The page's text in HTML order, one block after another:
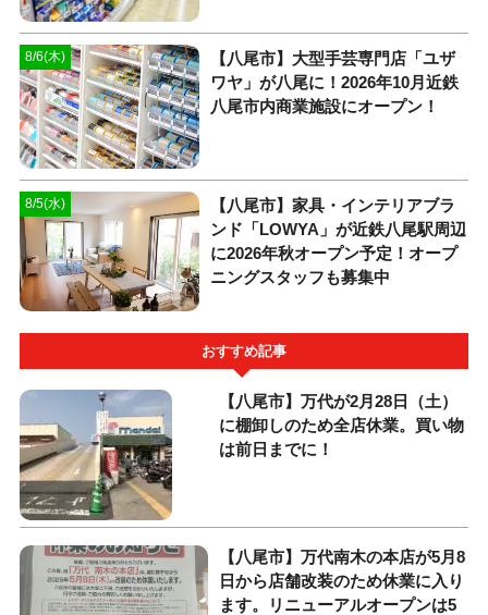
8/6(木)
【八尾市】大型手芸専門店「ユザ
ワヤ」が八尾に！2026年10月近鉄
八尾市内商業施設にオープン！
8/5(水)
【八尾市】家具・インテリアブラ
ンド「LOWYA」が近鉄八尾駅周辺
に2026年秋オープン予定！オープ
ニングスタッフも募集中
おすすめ記事
【八尾市】万代が2月28日（土）
に棚卸しのため全店休業。買い物
は前日までに！
【八尾市】万代南木の本店が5月8
日から店舗改装のため休業に入り
ます。リニューアルオープンは5